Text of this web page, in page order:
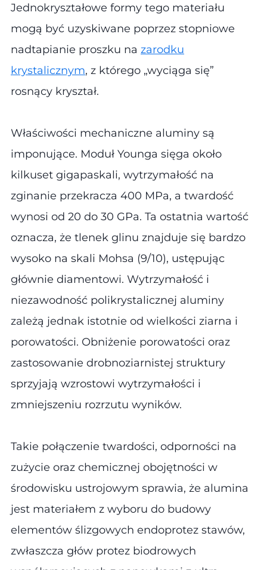
Jednokryształowe formy tego materiału
mogą być uzyskiwane poprzez stopniowe
nadtapianie proszku na zarodku
krystalicznym, z którego „wyciąga się”
rosnący kryształ.
Właściwości mechaniczne aluminy są
imponujące. Moduł Younga sięga około
kilkuset gigapaskali, wytrzymałość na
zginanie przekracza 400 MPa, a twardość
wynosi od 20 do 30 GPa. Ta ostatnia wartość
oznacza, że tlenek glinu znajduje się bardzo
wysoko na skali Mohsa (9/10), ustępując
głównie diamentowi. Wytrzymałość i
niezawodność polikrystalicznej aluminy
zależą jednak istotnie od wielkości ziarna i
porowatości. Obniżenie porowatości oraz
zastosowanie drobnoziarnistej struktury
sprzyjają wzrostowi wytrzymałości i
zmniejszeniu rozrzutu wyników.
Takie połączenie twardości, odporności na
zużycie oraz chemicznej obojętności w
środowisku ustrojowym sprawia, że alumina
jest materiałem z wyboru do budowy
elementów ślizgowych endoprotez stawów,
zwłaszcza głów protez biodrowych